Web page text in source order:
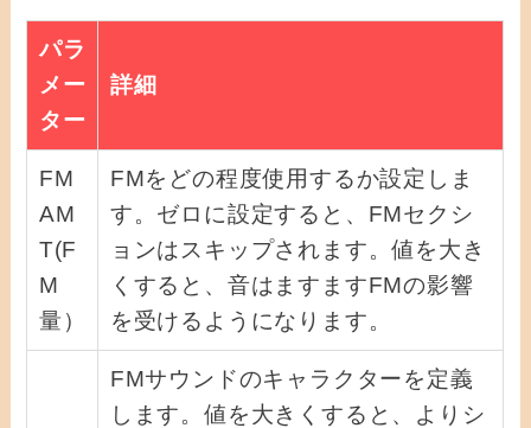
パラ
メー
ター
詳細
FM
AM
T(F
M
量）
FMをどの程度使用するか設定しま
す。ゼロに設定すると、FMセクシ
ョンはスキップされます。値を大き
くすると、音はますますFMの影響
を受けるようになります。
FMサウンドのキャラクターを定義
します。値を大きくすると、よりシ